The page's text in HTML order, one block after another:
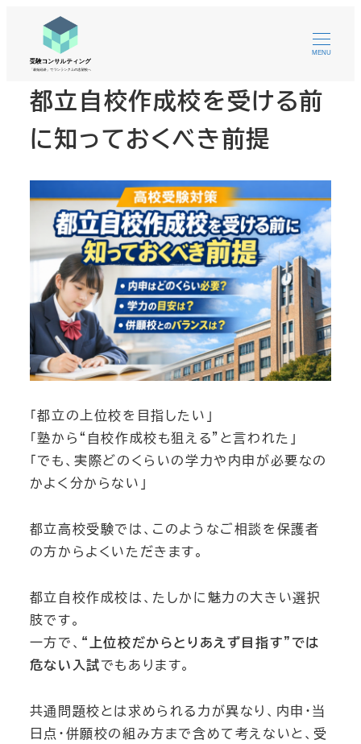
MENU
都立自校作成校を受ける前
に知っておくべき前提
「都立の上位校を目指したい」
「塾から“自校作成校も狙える”と言われた」
「でも、実際どのくらいの学力や内申が必要なの
かよく分からない」
都立高校受験では、このようなご相談を保護者
の方からよくいただきます。
都立自校作成校は、たしかに魅力の大きい選択
肢です。
一方で、 “上位校だからとりあえず目指す”では
危ない入試でもあります。
共通問題校とは求められる力が異なり、内申・当
日点・併願校の組み方まで含めて考えないと、受